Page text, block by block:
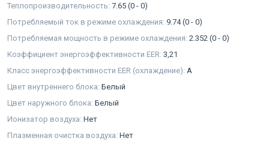
Теплопроизводительность: 7.65 (0 - 0)
Потребляемый ток в режиме охлаждения: 9.74 (0 - 0)
Потребляемая мощность в режиме охлаждения: 2.352 (0 - 0)
Коэффициент энергоэффективности EER: 3,21
Класс энергоэффективности EER (охлаждение): A
Цвет внутреннего блока: Белый
Цвет наружного блока: Белый
Ионизатор воздуха: Нет
Плазменная очистка воздуха: Нет